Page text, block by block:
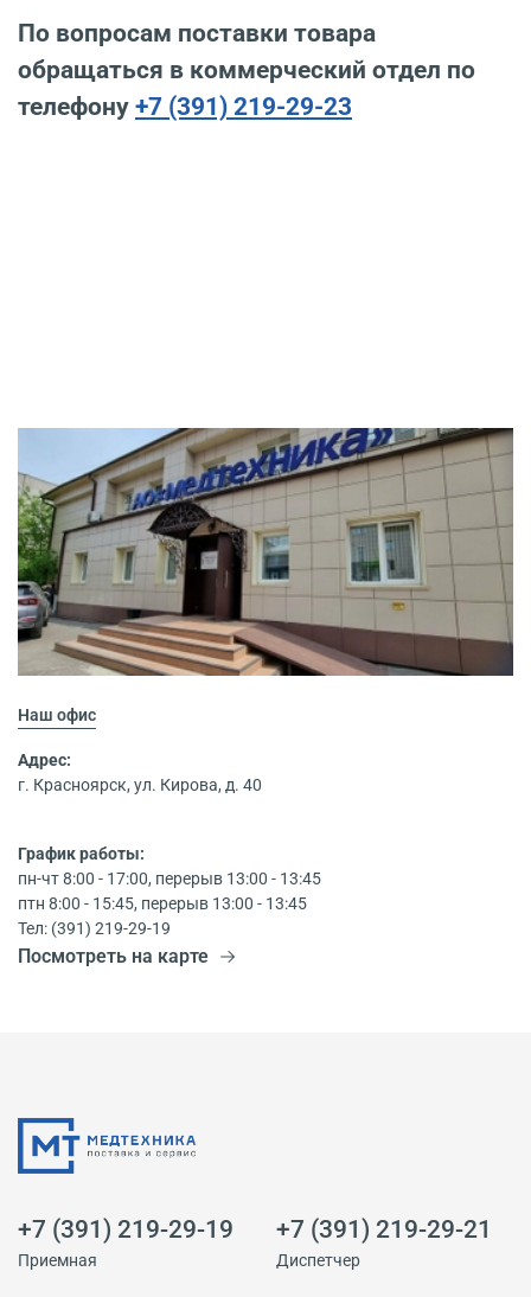
По вопросам поставки товара
обращаться в коммерческий отдел по
телефону +7 (391) 219-29-23
Наш офис
Адрес:
г. Красноярск, ул. Кирова, д. 40
График работы:
пн-чт 8:00 - 17:00, перерыв 13:00 - 13:45
птн 8:00 - 15:45, перерыв 13:00 - 13:45
Тел: (391) 219-29-19
Посмотреть на карте
+7 (391) 219-29-19
Приемная
+7 (391) 219-29-21
Диспетчер